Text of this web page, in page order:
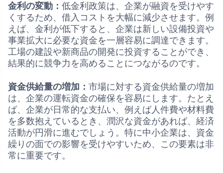
金利の変動： 低金利政策は、企業が融資を受けやす
くするため、借入コストを大幅に減少させます。例
えば、金利が低下すると、企業は新しい設備投資や
事業拡大に必要な資金を一層容易に調達できます。
工場の建設や新商品の開発に投資することができ、
結果的に競争力を高めることにつながるのです。
資金供給量の増加： 市場に対する資金供給量の増加
は、企業の運転資金の確保を容易にします。たとえ
ば、企業が日常的な支払い、例えば人件費や材料費
を多数抱えているとき、潤沢な資金があれば、経済
活動が円滑に進むでしょう。特に中小企業は、資金
繰りの面での影響を受けやすいため、この要素は非
常に重要です。